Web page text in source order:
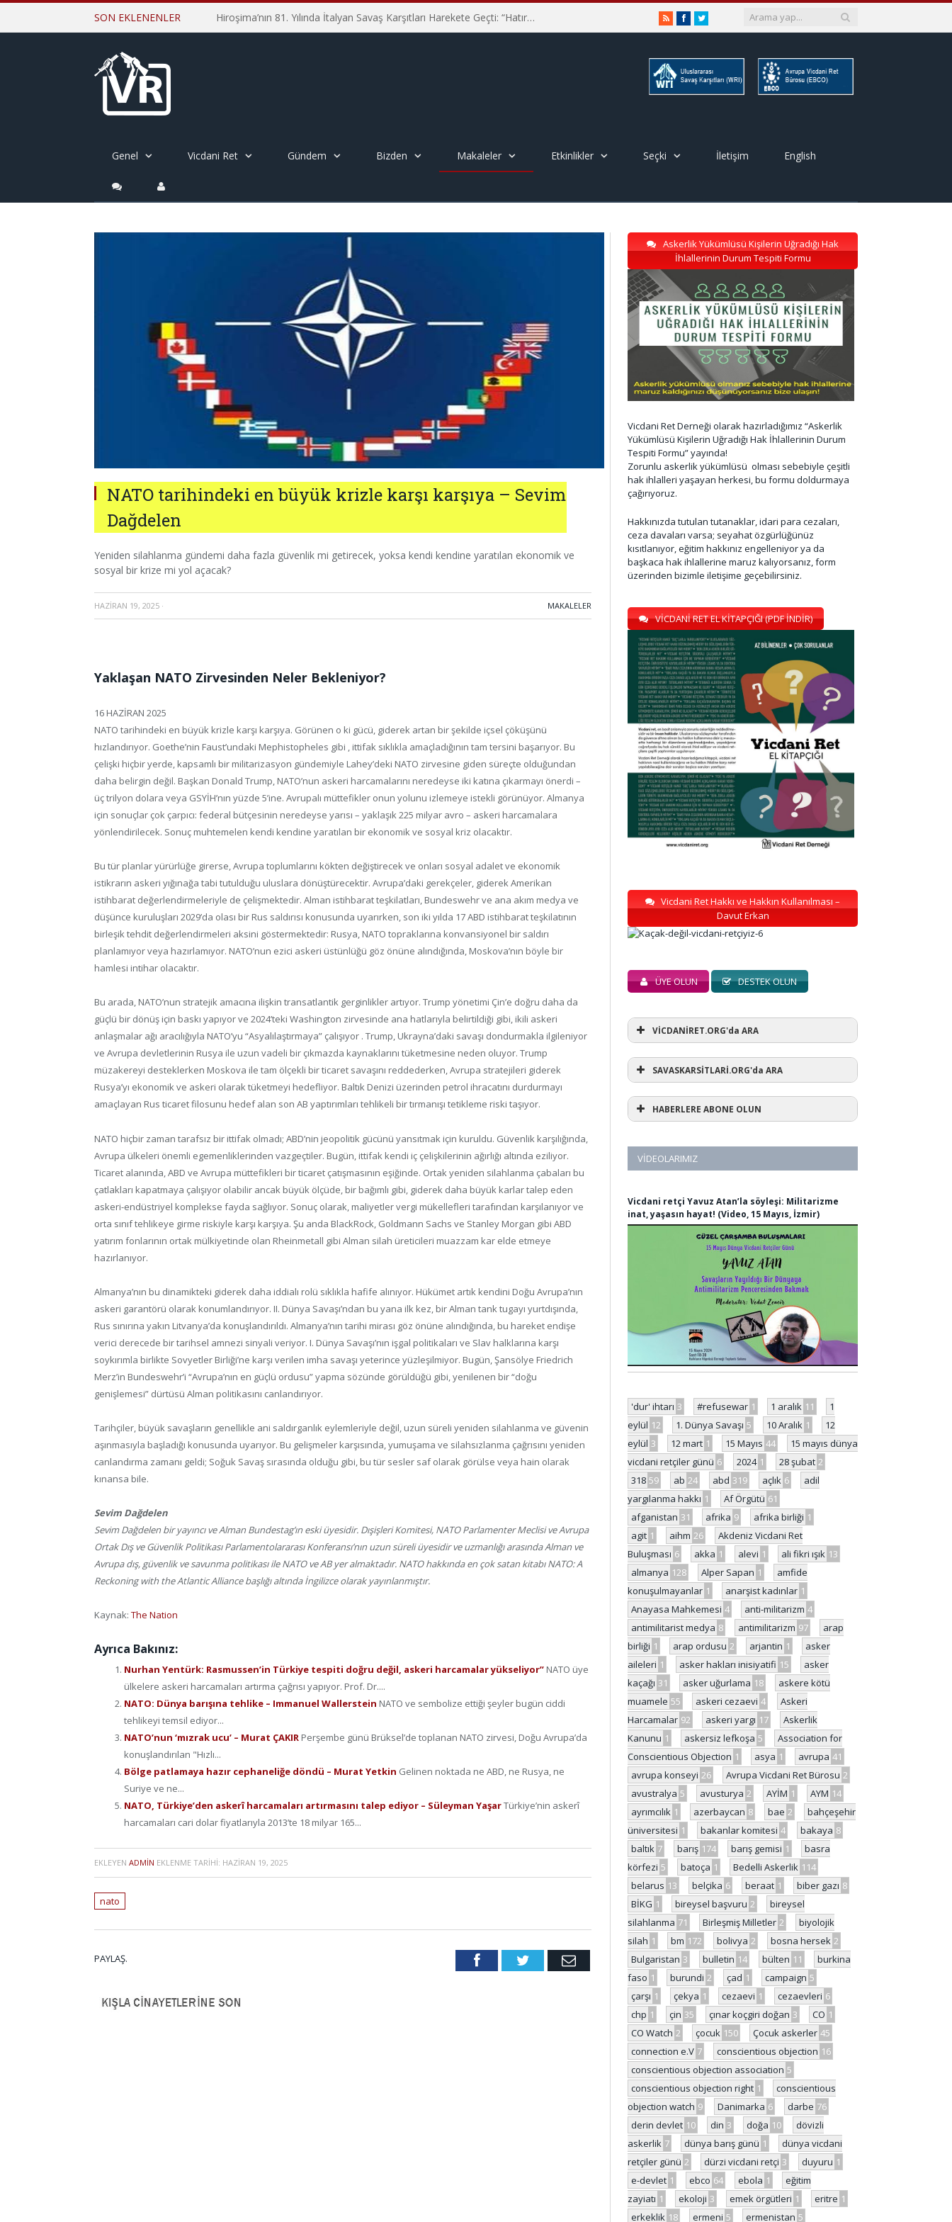
SON EKLENENLER Hiroşima’nın 81. Yılında İtalyan Savaş Karşıtları Harekete Geçti: “Hatırlamak yeterli değil” RSSFacebookTwitter
Genel Vicdani Ret Gündem Bizden Makaleler Etkinlikler Seçki İletişim English
NATO tarihindeki en büyük krizle karşı karşıya – Sevim
Dağdelen
Yeniden silahlanma gündemi daha fazla güvenlik mi getirecek, yoksa kendi kendine yaratılan ekonomik ve
sosyal bir krize mi yol açacak?
HAZIRAN 19, 2025 · MAKALELER
Yaklaşan NATO Zirvesinden Neler Bekleniyor?
16 HAZİRAN 2025
NATO tarihindeki en büyük krizle karşı karşıya. Görünen o ki gücü, giderek artan bir şekilde içsel çöküşünü
hızlandırıyor. Goethe’nin Faust’undaki Mephistopheles gibi , ittifak sıklıkla amaçladığının tam tersini başarıyor. Bu
çelişki hiçbir yerde, kapsamlı bir militarizasyon gündemiyle Lahey’deki NATO zirvesine giden süreçte olduğundan
daha belirgin değil. Başkan Donald Trump, NATO’nun askeri harcamalarını neredeyse iki katına çıkarmayı önerdi –
üç trilyon dolara veya GSYİH’nın yüzde 5’ine. Avrupalı ​​müttefikler onun yolunu izlemeye istekli görünüyor. Almanya
için sonuçlar çok çarpıcı: federal bütçesinin neredeyse yarısı – yaklaşık 225 milyar avro – askeri harcamalara
yönlendirilecek. Sonuç muhtemelen kendi kendine yaratılan bir ekonomik ve sosyal kriz olacaktır.
Bu tür planlar yürürlüğe girerse, Avrupa toplumlarını kökten değiştirecek ve onları sosyal adalet ve ekonomik
istikrarın askeri yığınağa tabi tutulduğu uluslara dönüştürecektir. Avrupa’daki gerekçeler, giderek Amerikan
istihbarat değerlendirmeleriyle de çelişmektedir. Alman istihbarat teşkilatları, Bundeswehr ve ana akım medya ve
düşünce kuruluşları 2029’da olası bir Rus saldırısı konusunda uyarırken, son iki yılda 17 ABD istihbarat teşkilatının
birleşik tehdit değerlendirmeleri aksini göstermektedir: Rusya, NATO topraklarına konvansiyonel bir saldırı
planlamıyor veya hazırlamıyor. NATO’nun ezici askeri üstünlüğü göz önüne alındığında, Moskova’nın böyle bir
hamlesi intihar olacaktır.
Bu arada, NATO’nun stratejik amacına ilişkin transatlantik gerginlikler artıyor. Trump yönetimi Çin’e doğru daha da
güçlü bir dönüş için baskı yapıyor ve 2024’teki Washington zirvesinde ana hatlarıyla belirtildiği gibi, ikili askeri
anlaşmalar ağı aracılığıyla NATO’yu “Asyalılaştırmaya” çalışıyor . Trump, Ukrayna’daki savaşı dondurmakla ilgileniyor
ve Avrupa devletlerinin Rusya ile uzun vadeli bir çıkmazda kaynaklarını tüketmesine neden oluyor. Trump
müzakereyi desteklerken Moskova ile tam ölçekli bir ticaret savaşını reddederken, Avrupa stratejileri giderek
Rusya’yı ekonomik ve askeri olarak tüketmeyi hedefliyor. Baltık Denizi üzerinden petrol ihracatını durdurmayı
amaçlayan Rus ticaret filosunu hedef alan son AB yaptırımları tehlikeli bir tırmanışı tetikleme riski taşıyor.
NATO hiçbir zaman tarafsız bir ittifak olmadı; ABD’nin jeopolitik gücünü yansıtmak için kuruldu. Güvenlik karşılığında,
Avrupa ülkeleri önemli egemenliklerinden vazgeçtiler. Bugün, ittifak kendi iç çelişkilerinin ağırlığı altında eziliyor.
Ticaret alanında, ABD ve Avrupa müttefikleri bir ticaret çatışmasının eşiğinde. Ortak yeniden silahlanma çabaları bu
çatlakları kapatmaya çalışıyor olabilir ancak büyük ölçüde, bir bağımlı gibi, giderek daha büyük karlar talep eden
askeri-endüstriyel komplekse fayda sağlıyor. Sonuç olarak, maliyetler vergi mükellefleri tarafından karşılanıyor ve
orta sınıf tehlikeye girme riskiyle karşı karşıya. Şu anda BlackRock, Goldmann Sachs ve Stanley Morgan gibi ABD
yatırım fonlarının ortak mülkiyetinde olan Rheinmetall gibi Alman silah üreticileri muazzam kar elde etmeye
hazırlanıyor.
Almanya’nın bu dinamikteki giderek daha iddialı rolü sıklıkla hafife alınıyor. Hükümet artık kendini Doğu Avrupa’nın
askeri garantörü olarak konumlandırıyor. II. Dünya Savaşı’ndan bu yana ilk kez, bir Alman tank tugayı yurtdışında,
Rus sınırına yakın Litvanya’da konuşlandırıldı. Almanya’nın tarihi mirası göz önüne alındığında, bu hareket endişe
verici derecede bir tarihsel amnezi sinyali veriyor. I. Dünya Savaşı’nın işgal politikaları ve Slav halklarına karşı
soykırımla birlikte Sovyetler Birliği’ne karşı verilen imha savaşı yeterince yüzleşilmiyor. Bugün, Şansölye Friedrich
Merz’in Bundeswehr’i “Avrupa’nın en güçlü ordusu” yapma sözünde görüldüğü gibi, yenilenen bir “doğu
genişlemesi” dürtüsü Alman politikasını canlandırıyor.
Tarihçiler, büyük savaşların genellikle ani saldırganlık eylemleriyle değil, uzun süreli yeniden silahlanma ve güvenin
aşınmasıyla başladığı konusunda uyarıyor. Bu gelişmeler karşısında, yumuşama ve silahsızlanma çağrısını yeniden
canlandırma zamanı geldi; Soğuk Savaş sırasında olduğu gibi, bu tür sesler saf olarak görülse veya hain olarak
kınansa bile.
Sevim Dağdelen
Sevim Dağdelen bir yayıncı ve Alman Bundestag’ın eski üyesidir. Dışişleri Komitesi, NATO Parlamenter Meclisi ve Avrupa
Ortak Dış ve Güvenlik Politikası Parlamentolararası Konferansı’nın uzun süreli üyesidir ve uzmanlığı arasında Alman ve
Avrupa dış, güvenlik ve savunma politikası ile NATO ve AB yer almaktadır. NATO hakkında en çok satan kitabı NATO: A
Reckoning with the Atlantic Alliance başlığı altında İngilizce olarak yayınlanmıştır.
Kaynak: The Nation
Ayrıca Bakınız:
Nurhan Yentürk: Rasmussen’in Türkiye tespiti doğru değil, askeri harcamalar yükseliyor” NATO üye
ülkelere askeri harcamaları artırma çağrısı yapıyor. Prof. Dr....
NATO: Dünya barışına tehlike – Immanuel Wallerstein NATO ve sembolize ettiği şeyler bugün ciddi
tehlikeyi temsil ediyor...
NATO’nun ‘mızrak ucu’ – Murat ÇAKIR Perşembe günü Brüksel’de toplanan NATO zirvesi, Doğu Avrupa’da
konuşlandırılan "Hızlı...
Bölge patlamaya hazır cephaneliğe döndü – Murat Yetkin Gelinen noktada ne ABD, ne Rusya, ne
Suriye ve ne...
NATO, Türkiye’den askerî harcamaları artırmasını talep ediyor – Süleyman YaşarTürkiye’nin askerî
harcamaları cari dolar fiyatlarıyla 2013’te 18 milyar 165...
EKLEYEN ADMIN EKLENME TARIHI: HAZIRAN 19, 2025
nato
PAYLAŞ. FacebookTwitter Email
Askerlik Yükümlüsü Kişilerin Uğradığı Hak
İhlallerinin Durum Tespiti Formu
Vicdani Ret Derneği olarak hazırladığımız “Askerlik
Yükümlüsü Kişilerin Uğradığı Hak İhlallerinin Durum
Tespiti Formu” yayında!
Zorunlu askerlik yükümlüsü olması sebebiyle çeşitli
hak ihlalleri yaşayan herkesi, bu formu doldurmaya
çağırıyoruz.
Hakkınızda tutulan tutanaklar, idari para cezaları,
ceza davaları varsa; seyahat özgürlüğünüz
kısıtlanıyor, eğitim hakkınız engelleniyor ya da
başkaca hak ihlallerine maruz kalıyorsanız, form
üzerinden bizimle iletişime geçebilirsiniz.
VİCDANİ RET EL KİTAPÇIĞI (PDF İNDİR)
Vicdani Ret Hakkı ve Hakkın Kullanılması –
Davut Erkan
ÜYE OLUN DESTEK OLUN
VİCDANİRET.ORG'da ARA
SAVASKARSİTLARİ.ORG'da ARA
HABERLERE ABONE OLUN
VIDEOLARIMIZ
Vicdani retçi Yavuz Atan’la söyleşi: Militarizme
inat, yaşasın hayat! (Video, 15 Mayıs, İzmir)
'dur' ihtarı 3 #refusewar 1 1 aralık 11
1
eylül 12 1. Dünya Savaşı 5 10 Aralık 1
12
eylül 3 12 mart 1 15 Mayıs 44
15 mayıs dünya
vicdani retçiler günü 6 2024 1 28 şubat 2
318 59 ab 24 abd 319 açlık 6
adil
yargılanma hakkı 1 Af Örgütü 61
afganistan 31 afrika 9 afrika birliği 1
agit 1 aihm 26
Akdeniz Vicdani Ret
Buluşması 6 akka 1 alevi 1 ali fikri ışık 13
almanya 128 Alper Sapan 1
amfide
konuşulmayanlar 1 anarşist kadınlar 1
Anayasa Mahkemesi 4 anti-militarizm 4
antimilitarist medya 8 antimilitarizm 97
arap
birliği 1 arap ordusu 2 arjantin 1
asker
aileleri 1 asker hakları inisiyatifi 15
asker
kaçağı 31 asker uğurlama 18
askere kötü
muamele 55 askeri cezaevi 4
Askeri
Harcamalar 92 askeri yargı 17
Askerlik
Kanunu 1 askersiz lefkoşa 5
Association for
Conscientious Objection 1 asya 1 avrupa 41
avrupa konseyi 26 Avrupa Vicdani Ret Bürosu 2
avustralya 5 avusturya 2 AYİM 1 AYM 14
ayrımcılık 1 azerbaycan 8 bae 2
bahçeşehir
üniversitesi 1 bakanlar komitesi 4 bakaya 8
baltık 7 barış 174 barış gemisi 1
basra
körfezi 5 batoça 1 Bedelli Askerlik 114
belarus 13 belçika 6 beraat 1 biber gazı 8
BİKG 1 bireysel başvuru 2
bireysel
silahlanma 71 Birleşmiş Milletler 2
biyolojik
silah 1 bm 172 bolivya 2 bosna hersek 2
Bulgaristan 3 bulletin 14 bülten 11
burkina
faso 1 burundi 2 çad 1 campaign 5
çarşı 1 çekya 1 cezaevi 1 cezaevleri 6
chp 1 çin 35 çınar koçgiri doğan 3 CO 1
CO Watch 2 çocuk 150 Çocuk askerler 45
connection e.V 7 conscientious objection 16
conscientious objection association 5
conscientious objection right 1
conscientious
objection watch 9 Danimarka 6 darbe 76
derin devlet 10 din 3 doğa 10
dövizli
askerlik 7 dünya barış günü 1
dünya vicdani
retçiler günü 2 dürzi vicdani retçi 3 duyuru 1
e-devlet 1 ebco 64 ebola 1
eğitim
zayiatı 1 ekoloji 3 emek örgütleri 1 eritre 1
erkeklik 18 ermeni 5 ermenistan 5